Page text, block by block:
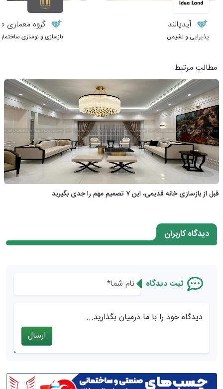
آیدیالند
پذیرایی و نشیمن
گروه معماری
بازسازی و نوسازی
مطالب مرتبط
قبل از بازسازی خانه قدیمی، این ۷ تصمیم مهم را جدی بگیرید
دیدگاه کاربران
ثبت دیدگاه
دیدگاه خود را با ما درمیان بگذارید...
ارسال